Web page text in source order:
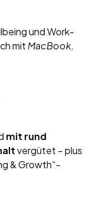
und Work-
mit MacBook,
mit rund
vergütet – plus
& Growth“-